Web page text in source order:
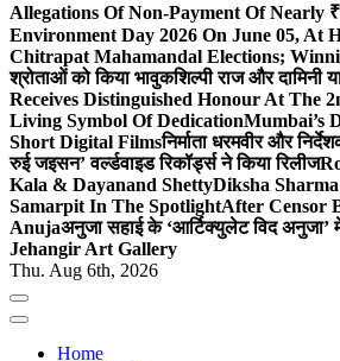
Allegations Of Non-Payment Of
Environment Day 2026 On June 05, At
Chitrapat Mahamandal Elections;
श्रोताओं को किया भावुकशिल्पी राज और दामिनी
Receives Distinguished Honour At The
Living Symbol Of DedicationMumbai’s
Short Digital Filmsनिर्माता धरमवीर और
रुई जइसन’ वर्ल्डवाइड रिकॉर्ड्स ने किया रिलीज
Kala & Dayanand ShettyDiksha
Samarpit In The SpotlightAfter Censor
Anujaअनुजा सहाई के ‘आर्टिक्युलेट विद अनुजा’
Jehangir Art Gallery
Thu. Aug 6th, 2026
Home